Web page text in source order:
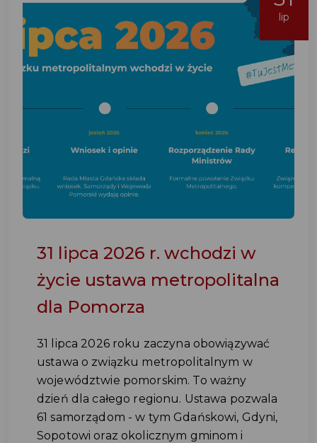
lip
31 lipca 2026 r. wchodzi w
życie ustawa metropolitalna
dla Pomorza
31 lipca 2026 roku zaczyna obowiązywać
ustawa o związku metropolitalnym w
województwie pomorskim. To ważny
dzień dla całego regionu. Ustawa pozwala
61 samorządom - w tym Gdańskowi, Gdyni,
Sopotowi oraz okolicznym gminom i